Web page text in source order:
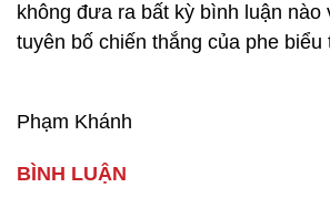
không đưa ra bất kỳ bình luận
tuyên bố chiến thắng của phe biểu
Phạm Khánh